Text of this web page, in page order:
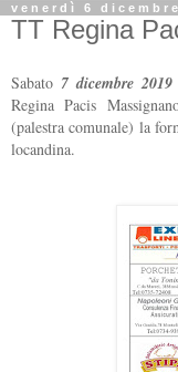
venerdì 6
TT Regina
Sabato 7 dicembre 2019
Regina Pacis
(palestra comunale) la
locandina.